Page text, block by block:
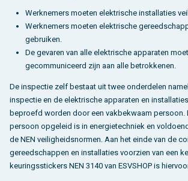
Werknemers moeten elektrische installaties
Werknemers moeten elektrische
gebruiken.
De gevaren van alle elektrische apparaten
gecommuniceerd zijn aan alle betrokkenen.
De inspectie zelf bestaat uit twee onderdelen
inspectie en de elektrische apparaten en
beproefd worden door een vakbekwaam persoon.
persoon opgeleid is in energietechniek en
de NEN veiligheidsnormen. Aan het einde van de
gereedschappen en installaties voorzien van een
keuringsstickers NEN 3140 van ESVSHOP is